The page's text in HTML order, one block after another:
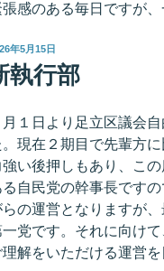
張感のある毎日ですが
年5月15日
執行部
月１日より足立区議会
。現在２期目で先輩方
強い後押しもあり、こ
る自民党の幹事長です
らの運営となりますが
党です。それに向け
理解をいただける運営を